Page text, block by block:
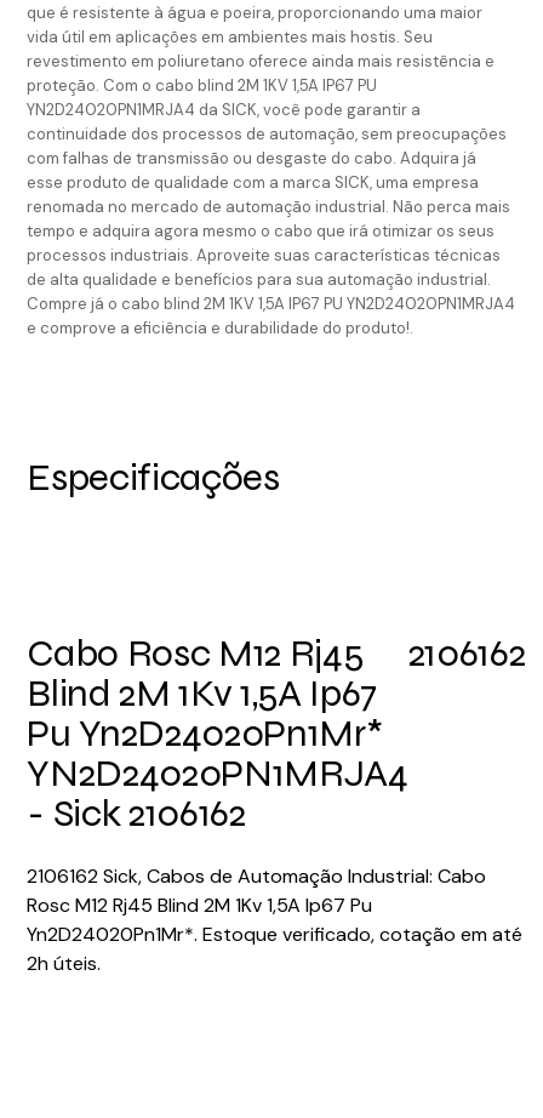
que é resistente à água e poeira, proporcionando uma maior
vida útil em aplicações em ambientes mais hostis. Seu
revestimento em poliuretano oferece ainda mais resistência e
proteção. Com o cabo blind 2M 1KV 1,5A IP67 PU
YN2D24020PN1MRJA4 da SICK, você pode garantir a
continuidade dos processos de automação, sem preocupações
com falhas de transmissão ou desgaste do cabo. Adquira já
esse produto de qualidade com a marca SICK, uma empresa
renomada no mercado de automação industrial. Não perca mais
tempo e adquira agora mesmo o cabo que irá otimizar os seus
processos industriais. Aproveite suas características técnicas
de alta qualidade e benefícios para sua automação industrial.
Compre já o cabo blind 2M 1KV 1,5A IP67 PU YN2D24020PN1MRJA4
e comprove a eficiência e durabilidade do produto!.
Especificações
Cabo Rosc M12 Rj45
Blind 2M 1Kv 1,5A Ip67
Pu Yn2D24020Pn1Mr*
YN2D24020PN1MRJA4
- Sick 2106162
2106162
2106162 Sick, Cabos de Automação Industrial: Cabo
Rosc M12 Rj45 Blind 2M 1Kv 1,5A Ip67 Pu
Yn2D24020Pn1Mr*. Estoque verificado, cotação em até
2h úteis.